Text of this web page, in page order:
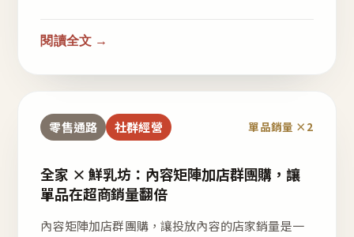
閱讀全文 →
零售通路 社群經營 單品銷量 ×2
全家 × 鮮乳坊：內容矩陣加店群團購，讓
單品在超商銷量翻倍
內容矩陣加店群團購，讓投放內容的店家銷量是一